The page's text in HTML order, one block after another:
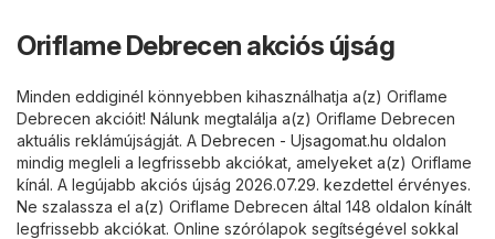
Oriflame Debrecen akciós újság
Minden eddiginél könnyebben kihasználhatja a(z) Oriflame
Debrecen akcióit! Nálunk megtalálja a(z) Oriflame Debrecen
aktuális reklámújságját. A Debrecen - Ujsagomat.hu oldalon
mindig megleli a legfrissebb akciókat, amelyeket a(z) Oriflame
kínál. A legújabb akciós újság 2026.07.29. kezdettel érvényes.
Ne szalassza el a(z) Oriflame Debrecen által 148 oldalon kínált
legfrissebb akciókat. Online szórólapok segítségével sokkal